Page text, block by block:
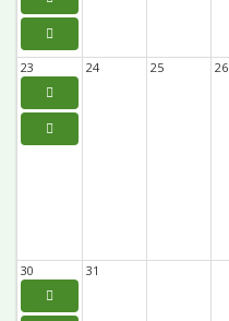
23 24 25 26
30 31